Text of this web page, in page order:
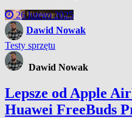
26 lutego 2025
Dawid Nowak
Testy sprzętu
Dawid Nowak
Lepsze od Apple
Huawei FreeBuds